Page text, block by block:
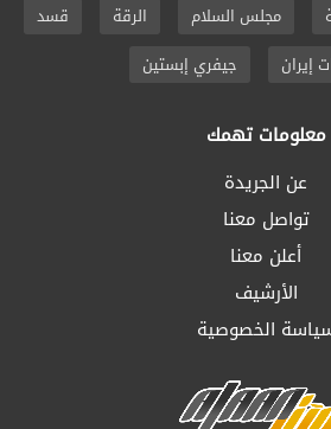
مجلس السلام الرقة
قسد
إيران
جيفري إبستين
معلومات تهمك
عن الجريدة
تواصل معنا
أعلن معنا
الأرشيف
الخصوصية